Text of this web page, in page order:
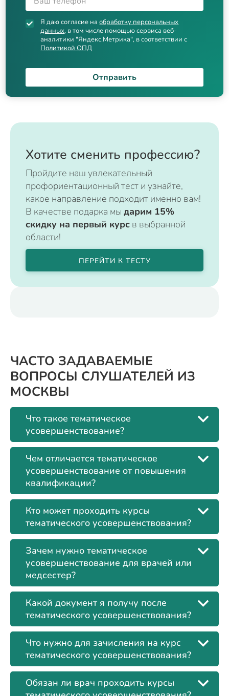
Я даю согласие наобработку персональных
данных, в том числе помощью сервиса веб-
аналитики "Яндекс.Метрика", в соответствии с
Политикой ОПД
Отправить
Хотите сменить профессию?
Пройдите наш увлекательный
профориентационный тест и узнайте,
какое направление подходит именно вам!
В качестве подарка мы дарим 15%
скидку на первый курс в выбранной
области!
ПЕРЕЙТИ К ТЕСТУ
ЧАСТО ЗАДАВАЕМЫЕ
ВОПРОСЫ СЛУШАТЕЛЕЙ ИЗ
МОСКВЫ
Что такое тематическое
усовершенствование?
Чем отличается тематическое
усовершенствование от повышения
квалификации?
Кто может проходить курсы
тематического усовершенствования?
Зачем нужно тематическое
усовершенствование для врачей или
медсестер?
Какой документ я получу после
тематического усовершенствования?
Что нужно для зачисления на курс
тематического усовершенствования?
Обязан ли врач проходить курсы